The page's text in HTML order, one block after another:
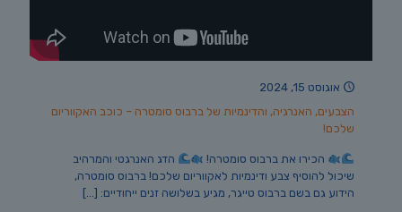
אוגוסט 15, 2024
הצבעים, האנרגיה, והדינמיות של ברבוס סומטרה – כוכב האקווריום
שלכם!
הכירו את ברבוס סומטרה!
הדג האנרגטי והמרהיב
שיכול להוסיף צבע ודינמיות לאקווריום שלכם! ברבוס סומטרה,
הידוע גם בשם ברבוס טייגר, מגיע בשלושה זנים ייחודיים: […]